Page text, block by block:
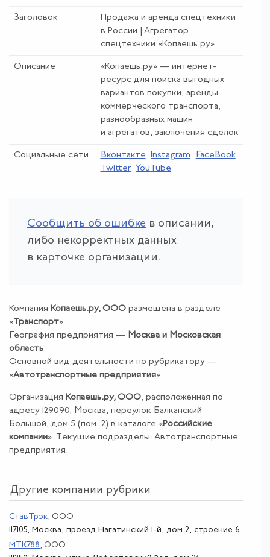
Заголовок
Продажа и аренда спецтехники
в России | Агрегатор
спецтехники «Копаешь.ру»
Описание
«Копаешь.ру» — интернет-
ресурс для поиска выгодных
вариантов покупки, аренды
коммерческого транспорта,
разнообразных машин
и агрегатов, заключения сделок
Социальные сети Вконтакте Instagram
FaceBook
Twitter YouTube
Сообщить об ошибке в описании,
либо некорректных данных
в карточке организации.
Компания Копаешь.ру, ООО размещена в разделе
«Транспорт»
География предприятия — Москва и Московская
область
Основной вид деятельности по рубрикатору —
«Автотранспортные предприятия»
Организация Копаешь.ру, ООО, расположенная по
адресу 129090, Москва, переулок Балканский
Большой, дом 5 (пом. 2) в каталоге «Российские
компании». Текущие подразделы: Автотранспортные
предприятия.
Другие компании рубрики
СтавТрэк, ООО
117105, Москва, проезд Нагатинский 1-й, дом 2, строение 6
МТК788, ООО